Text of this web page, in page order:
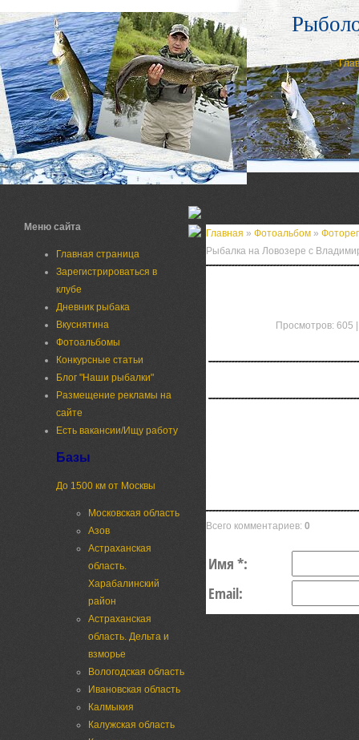
Меню сайта
Главная страница
Зарегистрироваться в
клубе
Дневник рыбака
Вкуснятина
Фотоальбомы
Конкурсные статьи
Блог "Наши рыбалки"
Размещение рекламы на
сайте
Есть вакансии/Ищу работу
Базы
До 1500 км от Москвы
Московская область
Азов
Астраханская
область.
Харабалинский
район
Астраханская
область. Дельта и
взморье
Вологодская область
Ивановская область
Калмыкия
Калужская область
Главная » Фотоальбом »
Рыбалка на Ловозере с
Просмотров: 605
Всего комментариев: 0
Имя *:
Email: